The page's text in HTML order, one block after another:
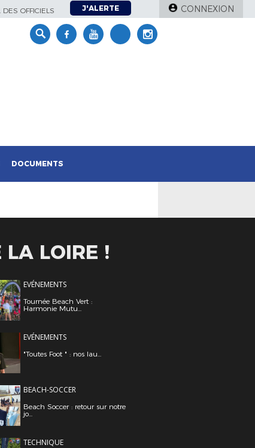
DES OFFICIELS J'ALERTE CONNEXION
DOCUMENTS
LA LOIRE !
EVÉNEMENTS
Tournée Beach Vert :
Harmonie Mutu...
EVÉNEMENTS
"Toutes Foot " : nos lau...
BEACH-SOCCER
Beach Soccer : retour sur notre
jo...
TECHNIQUE